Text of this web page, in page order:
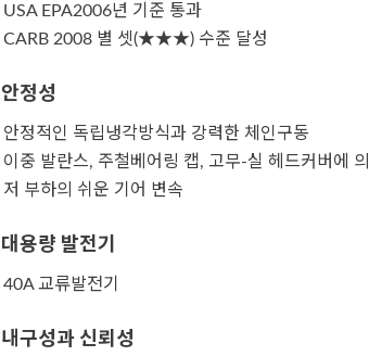
USA EPA2006년 기준 통과
CARB 2008 별 셋(★★★) 수준 달성
안정성
안정적인 독립냉각방식과 강력한 체인구동
이중 발란스, 주철베어링 캡, 고무-실 헤드커버에
저 부하의 쉬운 기어 변속
대용량 발전기
40A 교류발전기
내구성과 신뢰성